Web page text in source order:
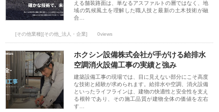
える舗装路面は、単なるアスファルトの層ではなく、地
域の気候風土を理解した職人技と最新の土木技術が融
合…
[その他業種][その他_法人・企業] 0views
ホクシン設備株式会社が手がける給排水
空調消火設備工事の実績と強み
建築設備工事の現場では、目に見えない部分にこそ高度
な技術と経験が求められます。給排水や空調、消火設備
といったライフラインは、建物の快適性と安全性を支え
る根幹であり、その施工品質が建物全体の価値を左右
す…